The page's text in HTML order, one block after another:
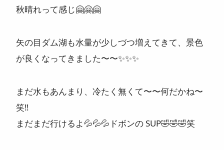
ニュース
よくある質問
スタッフ紹介
秋晴れって感じ🤗🤗🤗
矢の目ダム湖も水量が少しづつ増えてきて、景色
が良くなってきました〜〜✨✨✨
まだ水もあんまり、冷たく無くて〜〜何だかね〜
笑‼️
まだまだ行けるよ 💦💦💦 ドボンの SUP🤣🤣🤣笑